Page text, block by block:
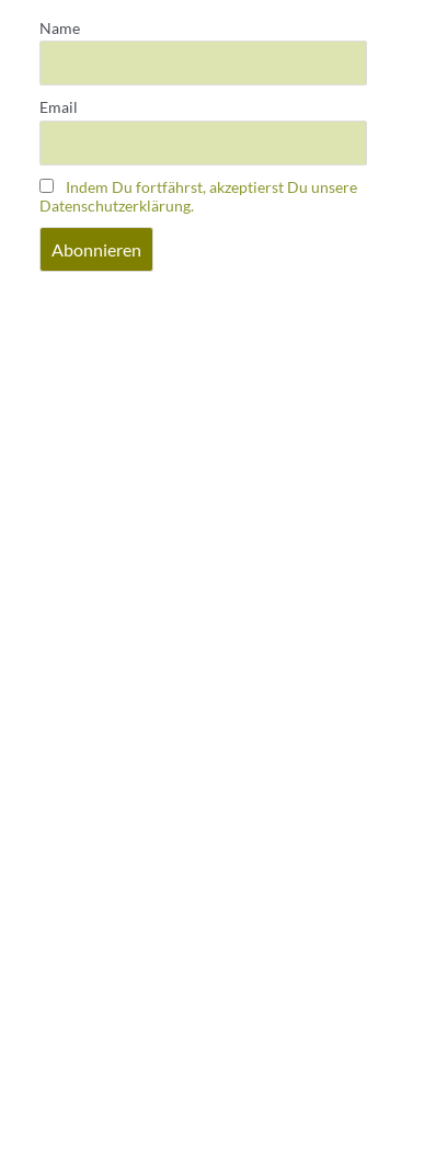
Name
Email
Indem Du fortfährst, akzeptierst Du unsere
Datenschutzerklärung.